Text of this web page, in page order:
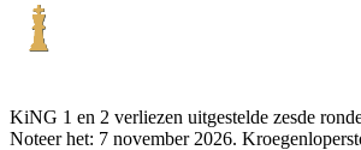
KiNG 1 en 2 verliezen uitgestelde zesde
Noteer het: 7 november 2026.